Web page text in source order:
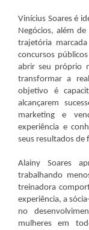
Vinícius Soares é
Negócios, além
trajetória
concursos
abrir seu próprio
transformar a
objetivo é
alcançarem
marketing e
experiência e
seus resultados de
Alainy Soares
trabalhando
treinadora
experiência, a
no
mulheres em